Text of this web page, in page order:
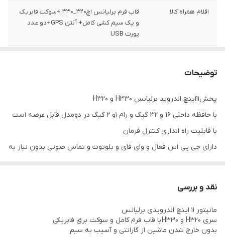
اقلام همراه کالا
قاب فرم برلیانس اچ۳۲۰_۳۳۰ +سوکت فابریک
و پک سیم کشی کامل+ آنتن GPS+دو عدد
پورت USB
توضیحات
پخش11اینچ اندروید برلیانس H330 و H320
با حافظه داخلی 16 و 32 گیگ و رام 1و 2 گیگ در دومدل قابل عرضه است
با قابلیت راه اندازی کنترل فرمان
دارای جی پی اس فعال و وای فای و بلوتوث و تماس صوتی بدون نیاز به
دارای 2 پورت usb قوی جهت شارژ کردن موبایل و پخش موسیقی
قابلیت نصب دوربین دنده عقب و دوربین جلو و 360 درجه
نقد و بررسی
مانیتور ۱۱ اینچ اندرویدی برلیانس
سری H320 و H330 با قاب فرم کامل و سوکت برق فابریکی
بدون خارج شدن ماشین از گارانتی و آسیب به سیم